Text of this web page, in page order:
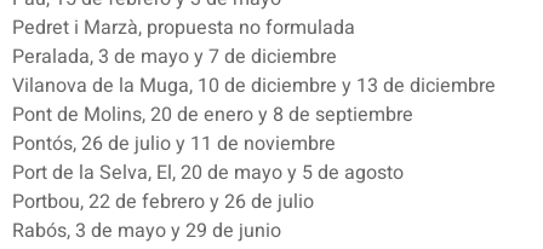
Pedret i Marzà, propuesta no formulada
Peralada, 3 de mayo y 7 de diciembre
Vilanova de la Muga, 10 de diciembre y 13 de diciembre
Pont de Molins, 20 de enero y 8 de septiembre
Pontós, 26 de julio y 11 de noviembre
Port de la Selva, El, 20 de mayo y 5 de agosto
Portbou, 22 de febrero y 26 de julio
Rabós, 3 de mayo y 29 de junio